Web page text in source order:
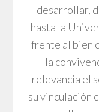
desarrollar,
hasta la
frente al bien
la
relevancia el
su vinculación